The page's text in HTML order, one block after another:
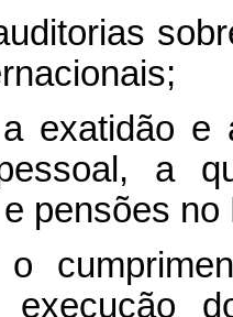
exatidão e
a
pensões